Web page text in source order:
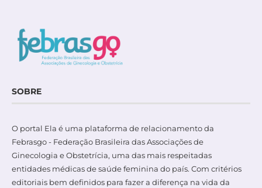
SOBRE
O portal Ela é uma plataforma de relacionamento da
Febrasgo - Federação Brasileira das Associações de
Ginecologia e Obstetrícia, uma das mais respeitadas
entidades médicas de saúde feminina do país. Com critérios
editoriais bem definidos para fazer a diferença na vida da